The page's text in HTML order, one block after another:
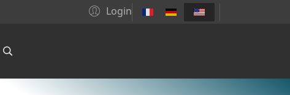
Login